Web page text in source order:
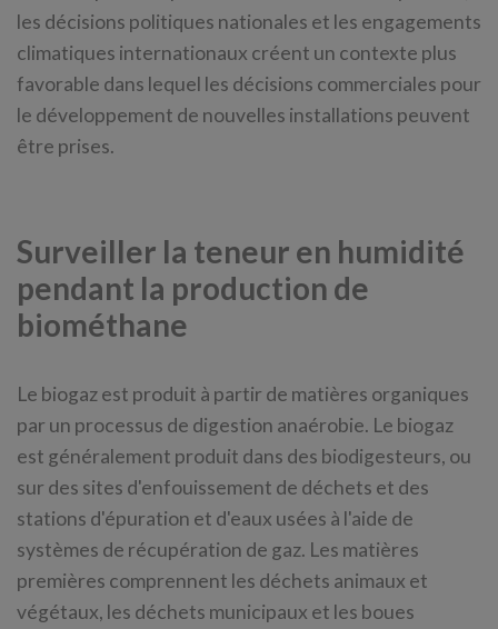
les décisions politiques nationales et les engagements
climatiques internationaux créent un contexte plus
favorable dans lequel les décisions commerciales pour
le développement de nouvelles installations peuvent
être prises.
Surveiller la teneur en humidité
pendant la production de
biométhane
Le biogaz est produit à partir de matières organiques
par un processus de digestion anaérobie. Le biogaz
est généralement produit dans des biodigesteurs, ou
sur des sites d'enfouissement de déchets et des
stations d'épuration et d'eaux usées à l'aide de
systèmes de récupération de gaz. Les matières
premières comprennent les déchets animaux et
végétaux, les déchets municipaux et les boues